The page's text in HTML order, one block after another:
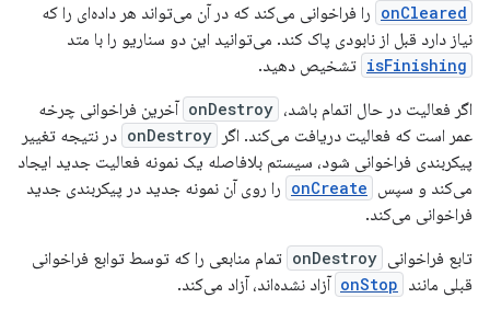
onCleared را فراخوانی می‌کند که در آن می‌تواند هر داده‌ای را که
نیاز دارد قبل از نابودی پاک کند. می‌توانید این دو سناریو را با متد
isFinishing تشخیص دهید.
اگر فعالیت در حال اتمام باشد، onDestroy آخرین فراخوانی چرخه
عمر است که فعالیت دریافت می‌کند. اگر
onDestroy در نتیجه تغییر
پیکربندی فراخوانی شود، سیستم بلافاصله یک نمونه فعالیت جدید ایجاد
می‌کند و سپس onCreate را روی آن نمونه جدید در پیکربندی جدید
فراخوانی می‌کند.
تابع فراخوانی onDestroy تمام منابعی را که توسط توابع فراخوانی
قبلی مانند onStop آزاد نشده‌اند، آزاد می‌کند.